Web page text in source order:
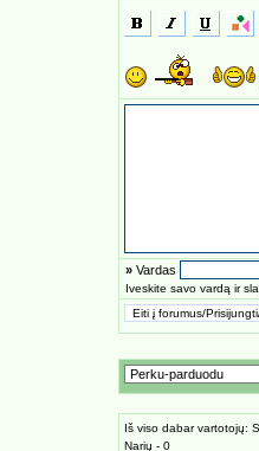
» Vardas
Iveskite savo vardą ir
Iš viso dabar vartotojų:
Narių - 0